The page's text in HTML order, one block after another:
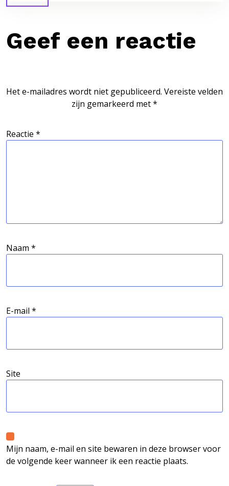
Geef een reactie
Het e-mailadres wordt niet gepubliceerd. Vereiste velden
zijn gemarkeerd met*
Reactie *
Naam *
E-mail *
Site
Mijn naam, e-mail en site bewaren in deze browser voor
de volgende keer wanneer ik een reactie plaats.